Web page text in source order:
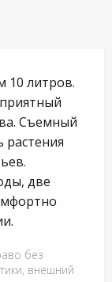
10 литров.
Съемный
растения
две
без
внешний